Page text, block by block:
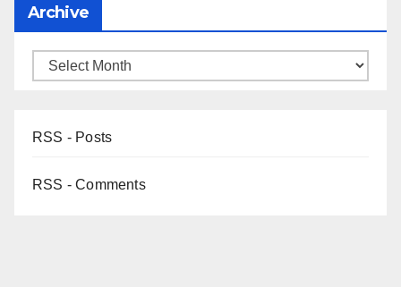
Archive
RSS - Posts
RSS - Comments